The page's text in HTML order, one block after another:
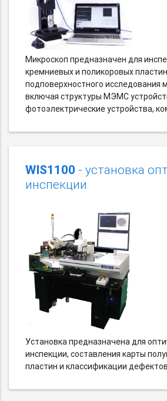
Микроскоп предназначен для
кремниевых и поликоровых
подповерхностного исследования
включая структуры MЭMC
фотоэлектрические устройства,
WIS1100 - установка
инспекции
Установка предназначена для
инспекции, составления карты
пластин и классификации дефектов